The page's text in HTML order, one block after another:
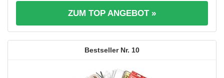
ZUM TOP ANGEBOT »
10